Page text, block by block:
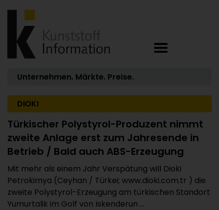
Unternehmen. Märkte. Preise.
DIOKI
Türkischer Polystyrol-Produzent nimmt
zweite Anlage erst zum Jahresende in
Betrieb / Bald auch ABS-Erzeugung
Mit mehr als einem Jahr Verspätung will Dioki
Petrokimya (Ceyhan / Türkei; www.dioki.com.tr ) die
zweite Polystyrol-Erzeugung am türkischen Standort
Yumurtalik im Golf von Iskenderun ...